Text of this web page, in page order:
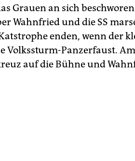
Grauen an sich
Wahnfried und die SS
enden, wenn der
Volkssturm-Panzerfaust.
auf die Bühne und